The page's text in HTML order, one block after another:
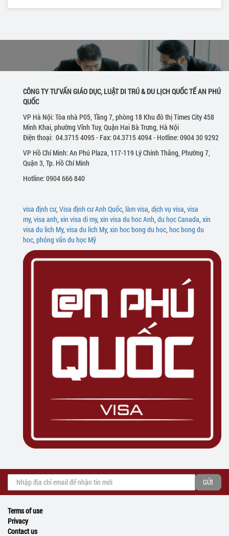
CÔNG TY TƯ VẤN GIÁO DỤC, LUẬT DI TRÚ & DU LỊCH QUỐC TẾ AN PHÚ
QUỐC
VP Hà Nội: Tòa nhà P05, Tầng 7, phòng 18 Khu đô thị Times City 458
Minh Khai, phường Vĩnh Tuy, Quận Hai Bà Trưng, Hà Nội
Điện thoại: 04.3715 4095 - Fax: 04.3715 4094 - Hotline: 0904 30 9292
VP Hồ Chí Minh: An Phú Plaza, 117-119 Lý Chính Thắng, Phường 7,
Quận 3, Tp. Hồ Chí Minh
Hotline: 0904 666 840
visa định cư, Visa định cư Anh Quốc làm visa dịch vụ visa visa
my, visa anh xin visa di my, xin visa du hoc Anh du học Canada xin
visa du lich My, visa du lich My, xin hoc bong du hoc hoc bong du
hoc phỏng vấn du học Mỹ
Terms of use
Privacy
Contact us